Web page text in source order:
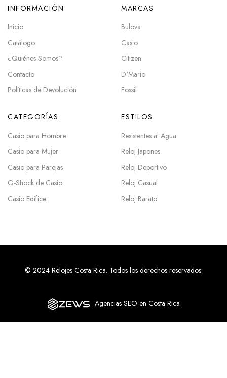
INFORMACIÓN
Inicio
Catálogo
¿Quiénes Somos?
Contacto
Políticas de Devolución
MARCAS
Bulova
Casio
Citizen
D'Mario
Fossil
CATEGORÍAS
Casio para Hombre
Casio para Mujer
Casio para Parejas
G-Shock de Casio
Casio Edifice
ESTILOS
Resistentes al Agua
Reloj Japones
Reloj Deportivo
Reloj Casual
Reloj Barato
© 2024 Relojes Costa Rica. Todos los derechos reservados.
Agencias SEO en Costa Rica